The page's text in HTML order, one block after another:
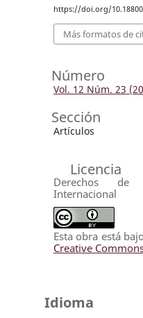
https://doi.org/
Más formatos de
Número
Vol. 12 Núm. 23
Sección
Artículos
Licencia
Derechos de
Internacional
Esta obra está
Creative
Idioma